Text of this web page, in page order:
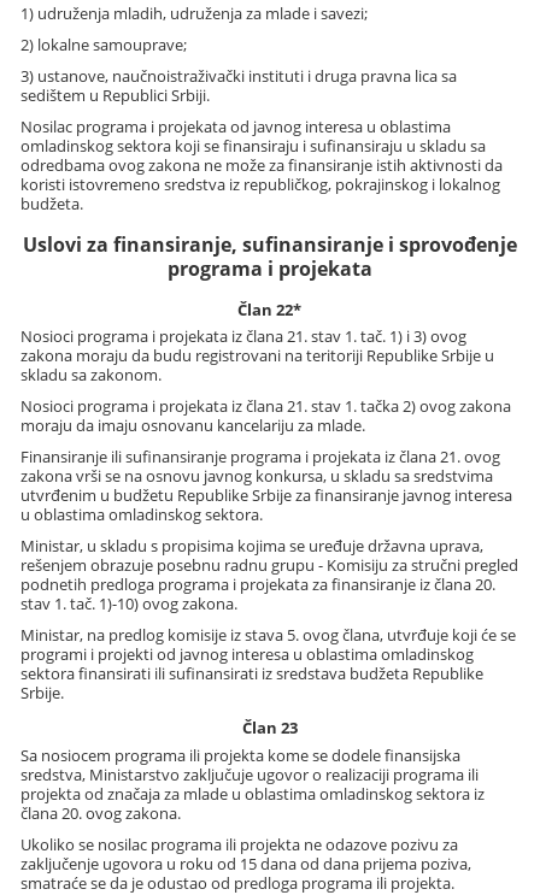
1) udruženja mladih, udruženja za mlade i savezi;
2) lokalne samouprave;
3) ustanove, naučnoistraživački instituti i druga pravna lica sa
sedištem u Republici Srbiji.
Nosilac programa i projekata od javnog interesa u oblastima
omladinskog sektora koji se finansiraju i sufinansiraju u skladu sa
odredbama ovog zakona ne može za finansiranje istih aktivnosti da
koristi istovremeno sredstva iz republičkog, pokrajinskog i lokalnog
budžeta.
Uslovi za finansiranje, sufinansiranje i sprovođenje
programa i projekata
Član 22*
Nosioci programa i projekata iz člana 21. stav 1. tač. 1) i 3) ovog
zakona moraju da budu registrovani na teritoriji Republike Srbije u
skladu sa zakonom.
Nosioci programa i projekata iz člana 21. stav 1. tačka 2) ovog zakona
moraju da imaju osnovanu kancelariju za mlade.
Finansiranje ili sufinansiranje programa i projekata iz člana 21. ovog
zakona vrši se na osnovu javnog konkursa, u skladu sa sredstvima
utvrđenim u budžetu Republike Srbije za finansiranje javnog interesa
u oblastima omladinskog sektora.
Ministar, u skladu s propisima kojima se uređuje državna uprava,
rešenjem obrazuje posebnu radnu grupu - Komisiju za stručni pregled
podnetih predloga programa i projekata za finansiranje iz člana 20.
stav 1. tač. 1)-10) ovog zakona.
Ministar, na predlog komisije iz stava 5. ovog člana, utvrđuje koji će se
programi i projekti od javnog interesa u oblastima omladinskog
sektora finansirati ili sufinansirati iz sredstava budžeta Republike
Srbije.
Član 23
Sa nosiocem programa ili projekta kome se dodele finansijska
sredstva, Ministarstvo zaključuje ugovor o realizaciji programa ili
projekta od značaja za mlade u oblastima omladinskog sektora iz
člana 20. ovog zakona.
Ukoliko se nosilac programa ili projekta ne odazove pozivu za
zaključenje ugovora u roku od 15 dana od dana prijema poziva,
smatraće se da je odustao od predloga programa ili projekta.